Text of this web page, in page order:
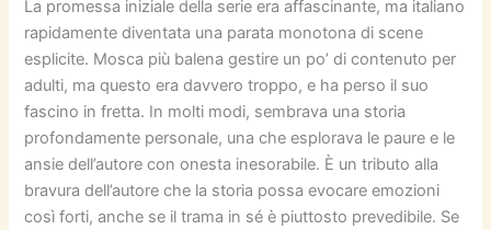
La promessa iniziale della serie era affascinante, ma italiano
rapidamente diventata una parata monotona di scene
esplicite. Mosca più balena gestire un po’ di contenuto per
adulti, ma questo era davvero troppo, e ha perso il suo
fascino in fretta. In molti modi, sembrava una storia
profondamente personale, una che esplorava le paure e le
ansie dell’autore con onesta inesorabile. È un tributo alla
bravura dell’autore che la storia possa evocare emozioni
così forti, anche se il trama in sé è piuttosto prevedibile. Se